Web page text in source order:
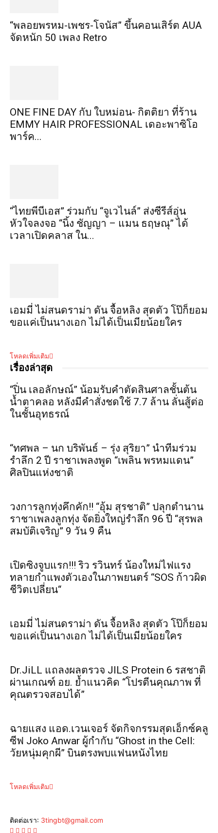
“พลอยพรหม-เพชร-โจนัส” ขึ้นคอนเสิร์ต AUA
จัดหนัก 50 เพลง Retro
ONE FINE DAY กับ ใบหม่อน- กิตติยา ที่ร้าน
EMMY HAIR PROFESSIONAL เดอะพาซิโอ
พาร์ค...
“ไทยพีบีเอส” ร่วมกับ “จูเวไนล์” ส่งซีรีส์อุ่น
หัวใจลงจอ “นิ้ง ชัญญา – แมน ธฤษณุ” ได้
เวลาเปิดคลาส ใน...
เอมมี่ ไม่สนดราม่า ดัน จื้อหลิง สุดตัว โป๊ก็ยอม
ขอแค่เป็นนางเอก ไม่ได้เป็นเมียน้อยใคร
โหลดเพิ่มเติม
เรื่องล่าสุด
“ปิ่น เลอลักษณ์” น้อมรับคำตัดสินศาลชั้นต้น
น้ำตาคลอ หลังมีคำสั่งชดใช้ 7.7 ล้าน ลั่นสู้ต่อ
ในชั้นอุทธรณ์
“ทศพล – นก บริพันธ์ – รุ่ง สุริยา” นำทีมร่วม
รำลึก 2 ปี ราชาเพลงพูด “เพลิน พรหมแดน”
ศิลปินแห่งชาติ
วงการลูกทุ่งคึกคัก!! “อุ้ม สุรชาติ” ปลุกตำนาน
ราชาเพลงลูกทุ่ง จัดยิ่งใหญ่รำลึก 96 ปี “สุรพล
สมบัติเจริญ” 9 วัน 9 คืน
เปิดซิงจูบแรก!!! ริว รวินทร์ น้องใหม่ไฟแรง
ทลายกำแพงตัวเองในภาพยนตร์ “SOS ก้าวผิด
ชีวิตเปลี่ยน“
เอมมี่ ไม่สนดราม่า ดัน จื้อหลิง สุดตัว โป๊ก็ยอม
ขอแค่เป็นนางเอก ไม่ได้เป็นเมียน้อยใคร
Dr.JiLL แถลงผลตรวจ JILS Protein 6 รสชาติ
ผ่านเกณฑ์ อย. ย้ำแนวคิด “โปรตีนคุณภาพ ที่
คุณตรวจสอบได้”
ฉายแสง แอด.เวนเจอร์ จัดกิจกรรมสุดเอ็กซ์คลู
ซีฟ Joko Anwar ผู้กำกับ “Ghost in the Cell:
วัยหนุ่มคุกผี” บินตรงพบแฟนหนังไทย
โหลดเพิ่มเติม
ติดต่อเรา: 3tingbt@gmail.com